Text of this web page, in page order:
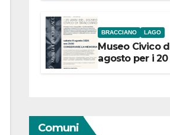
BRACCIANO LAGO
Museo Civico
agosto per i
Comuni